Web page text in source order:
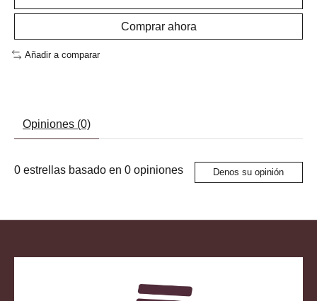
Comprar ahora
Añadir a comparar
Opiniones (0)
0 estrellas basado en 0 opiniones Denos su opinión